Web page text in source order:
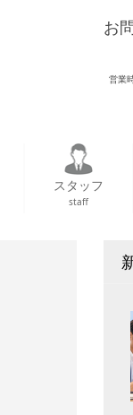
お
営業
スタッフ
staff